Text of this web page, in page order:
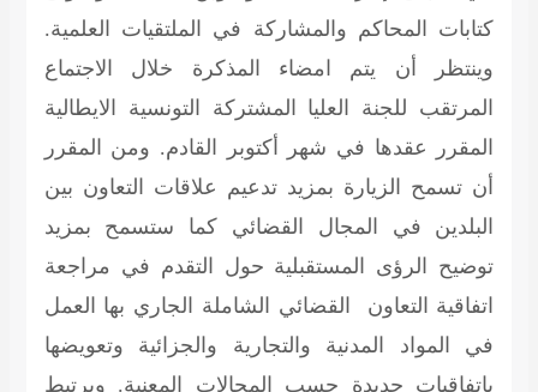
كتابات المحاكم والمشاركة في الملتقيات العلمية.
وينتظر أن يتم امضاء المذكرة خلال الاجتماع
المرتقب للجنة العليا المشتركة التونسية الايطالية
المقرر عقدها في شهر أكتوبر القادم. ومن المقرر
أن تسمح الزيارة بمزيد تدعيم علاقات التعاون بين
البلدين في المجال القضائي كما ستسمح بمزيد
توضيح الرؤى المستقبلية حول التقدم في مراجعة
اتفاقية التعاون القضائي الشاملة الجاري بها العمل
في المواد المدنية والتجارية والجزائية وتعويضها
باتفاقيات جديدة حسب المجالات المعنية. ويرتبط